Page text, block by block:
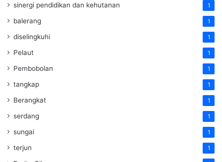
sinergi pendidikan dan kehutanan 1
balerang 1
diselingkuhi 1
Pelaut 1
Pembobolan 1
tangkap 1
Berangkat 1
serdang 1
sungai 1
terjun 1